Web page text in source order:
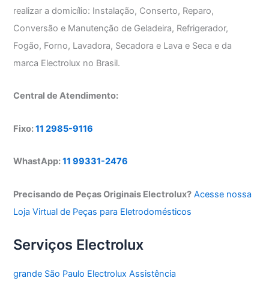
realizar a domicílio: Instalação, Conserto, Reparo,
Conversão e Manutenção de Geladeira, Refrigerador,
Fogão, Forno, Lavadora, Secadora e Lava e Seca e da
marca Electrolux no Brasil.
Central de Atendimento:
Fixo:11 2985-9116
WhastApp:11 99331-2476
Precisando de Peças Originais Electrolux? Acesse nossa
Loja Virtual de Peças para Eletrodomésticos
Serviços Electrolux
grande São Paulo Electrolux Assistência